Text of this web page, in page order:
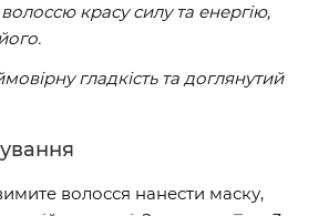
красу силу та енергію,
гладкість та доглянутий
волосся нанести маску,